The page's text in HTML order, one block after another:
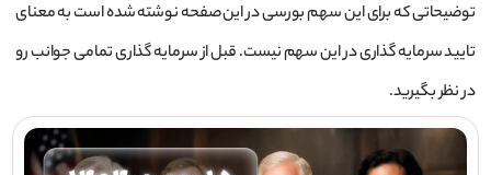
توضیحاتی که برای این سهم بورسی در این صفحه نوشته شده است به معنای
تایید سرمایه گذاری در این سهم نیست. قبل از سرمایه گذاری تمامی جوانب رو
در نظر بگیرید.